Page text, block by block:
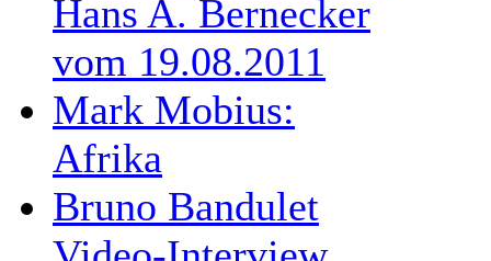
Hans A. Bernecker
vom 19.08.2011
Mark Mobius:
Afrika
Bruno Bandulet